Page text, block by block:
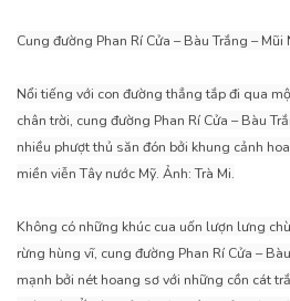
Cung đường Phan Rí Cửa – Bàu Trắng – Mũi
Nổi tiếng với con đường thẳng tắp đi qua
chân trời, cung đường Phan Rí Cửa – Bàu
nhiều phượt thủ săn đón bởi khung cảnh
miền viễn Tây nước Mỹ. Ảnh: Trà Mi.
Không có những khúc cua uốn lượn lưng
rừng hùng vĩ, cung đường Phan Rí Cửa –
mạnh bởi nét hoang sơ với những cồn cát